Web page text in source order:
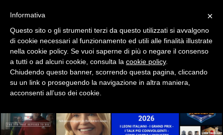
×
Informativa
Questo sito o gli strumenti terzi da questo utilizzati si avvalgono
di cookie necessari al funzionamento ed utili alle finalità illustrate
nella cookie policy. Se vuoi saperne di più o negare il consenso
a tutti o ad alcuni cookie, consulta la cookie policy.
Chiudendo questo banner, scorrendo questa pagina, cliccando
su un link o proseguendo la navigazione in altra maniera,
acconsenti all’uso dei cookie.